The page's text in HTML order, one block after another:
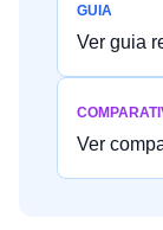
GUIA
Ver guia
Ver